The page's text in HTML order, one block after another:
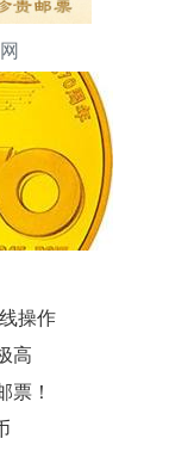
操作
高
票！